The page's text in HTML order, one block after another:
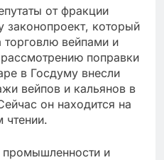
от фракции
который
торговлю вейпами и
поправки
в Госдуму внесли
вейпов и кальянов в
он находится на
чтении.
промышленности и